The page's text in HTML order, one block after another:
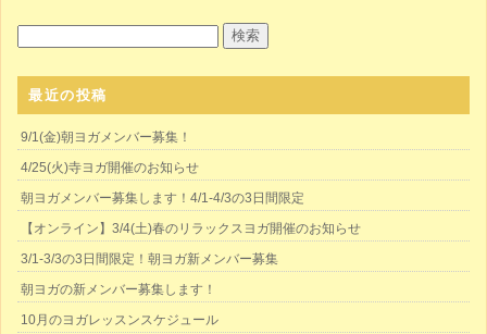
最近の投稿
9/1(金)朝ヨガメンバー募集！
4/25(火)寺ヨガ開催のお知らせ
朝ヨガメンバー募集します！4/1-4/3の3日間限定
【オンライン】3/4(土)春のリラックスヨガ開催のお知らせ
3/1-3/3の3日間限定！朝ヨガ新メンバー募集
朝ヨガの新メンバー募集します！
10月のヨガレッスンスケジュール